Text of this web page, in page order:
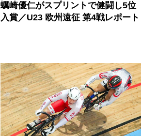
蠣崎優仁がスプリントで健闘し5位
入賞／U23 欧州遠征 第4戦レポート